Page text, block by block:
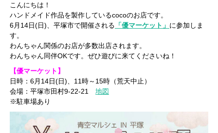
こんにちは！
ハンドメイド作品を製作しているcocoのお店です。
6月14日(日)、平塚市で開催される 「優マーケット」 に参加しま
す。
わんちゃん関係のお店が多数出店されます。
わんちゃん同伴OKです。ぜひ遊びに来てくださいね！
【優マーケット】
日時：6月14日(日)、11時～15時（荒天中止）
会場：平塚市田村9-22-21 地図
※駐車場あり